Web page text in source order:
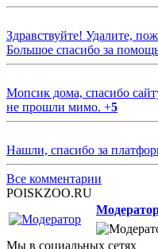
Здравствуйте! Удалите,
Большое спасибо за
Мопсик дома, спасибо
не прошли мимо. +5
Нашли, спасибо за
Все комментарии
POISKZOO.RU
Мы в социальных сетях